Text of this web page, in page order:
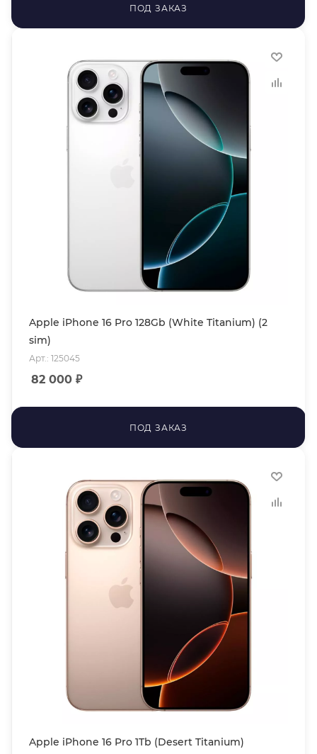
ПОД ЗАКАЗ
Apple iPhone 16 Pro 128Gb (White Titanium) (2
sim)
Арт.: 125045
82 000 ₽
ПОД ЗАКАЗ
Apple iPhone 16 Pro 1Tb (Desert Titanium)